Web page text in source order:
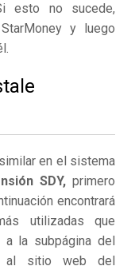
esto no sucede,
y luego
en el sistema
SDY, primero
encontrará
utilizadas que
a la subpágina del
al sitio web del